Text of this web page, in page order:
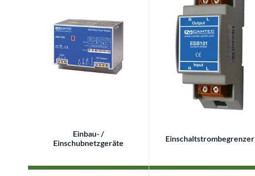
Einbau- /
Einschubnetzgeräte
Einschaltstrombegrenzer